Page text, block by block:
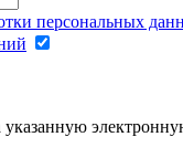
персональных